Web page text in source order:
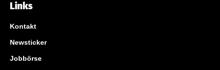
Links
Kontakt
Newsticker
Jobbörse